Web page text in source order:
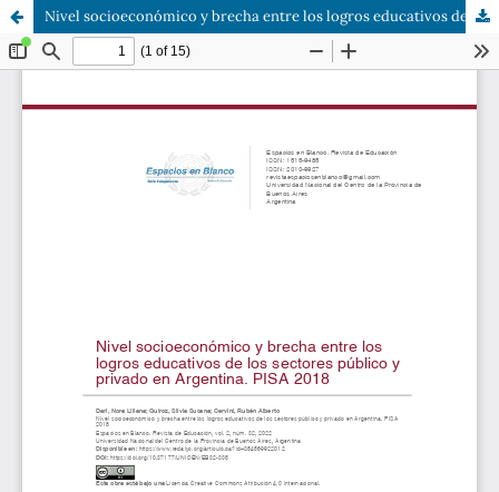
Nivel socioeconómico y brecha entre los logros educativos de los sectores público y privado en Argentina. PISA 2018